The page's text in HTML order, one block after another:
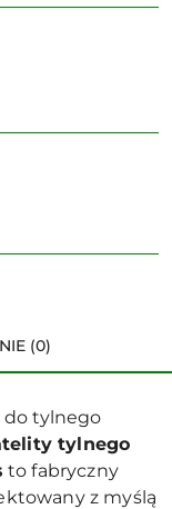
(0)
do tylnego
tylnego
to fabryczny
z myślą